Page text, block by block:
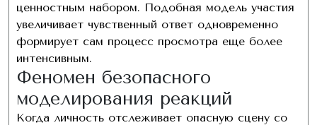
ценностным набором. Подобная модель участия
увеличивает чувственный ответ одновременно
формирует сам процесс просмотра еще более
интенсивным.
Феномен безопасного
моделирования реакций
Когда личность отслеживает опасную сцену со